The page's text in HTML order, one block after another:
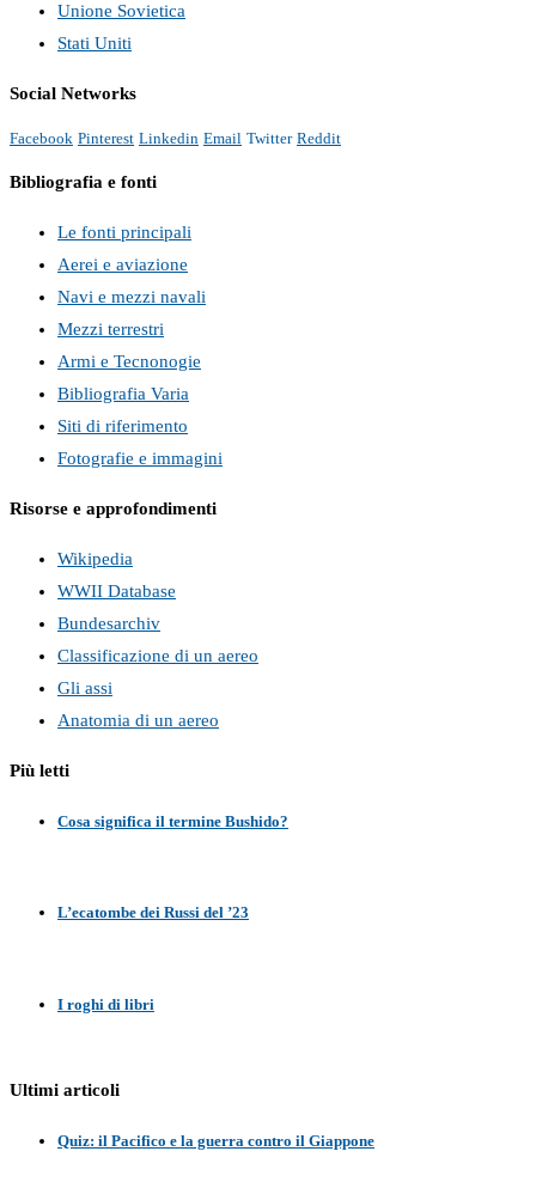
Unione Sovietica
Stati Uniti
Social Networks
Facebook Pinterest Linkedin Email Twitter Reddit
Bibliografia e fonti
Le fonti principali
Aerei e aviazione
Navi e mezzi navali
Mezzi terrestri
Armi e Tecnonogie
Bibliografia Varia
Siti di riferimento
Fotografie e immagini
Risorse e approfondimenti
Wikipedia
WWII Database
Bundesarchiv
Classificazione di un aereo
Gli assi
Anatomia di un aereo
Più letti
Cosa significa il termine Bushido?
L’ecatombe dei Russi del ’23
I roghi di libri
Ultimi articoli
Quiz: il Pacifico e la guerra contro il Giappone